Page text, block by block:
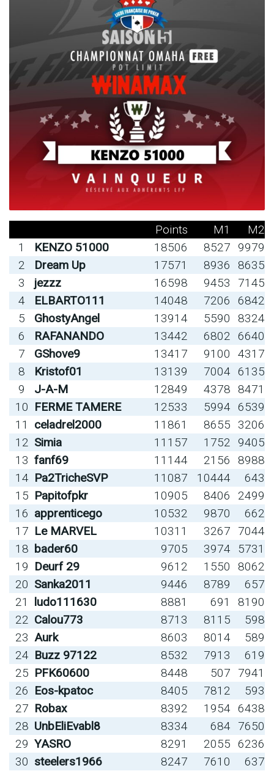
Points M1
M2
1
KENZO 51000 18506 8527 9979
2
Dream Up 17571 8936
8635
3
jezzz 16598 9453
7145
4
ELBARTO111 14048 7206
6842
5
GhostyAngel 13914 5590
8324
6
RAFANANDO 13442 6802 6640
7
GShove9 13417 9100
4317
8
Kristof01 13139 7004 6135
9
J-A-M 12849 4378 8471
10 FERME TAMERE 12533 5994 6539
11
celadrel2000 11861 8655
3206
12 Simia 11157 1752 9405
13 fanf69 11144 2156
8988
14 Pa2TricheSVP 11087 10444
643
15 Papitofpkr 10905 8406
2499
16 apprenticego 10532 9870
662
17 Le MARVEL 10311 3267
7044
18 bader60 9705 3974
5731
19 Deurf 29 9612 1550
8062
20 Sanka2011 9446 8789
657
21
ludo111630 8881 691
8190
22 Calou773 8713 8115
598
23 Aurk 8603 8014
589
24 Buzz 97122 8532 7913
619
25 PFK60600 8448 507
7941
26 Eos-kpatoc 8405 7812
593
27 Robax 8392 1954 6438
28 UnbEliEvabl8 8334 684
7650
29 YASRO 8291 2055 6236
30 steelers1966 8247 7610
637